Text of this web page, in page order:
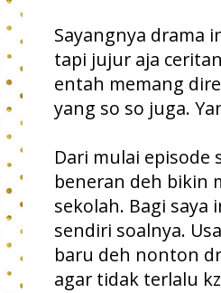
Sayangnya drama
tapi jujur aja
entah memang
yang so so juga.
Dari mulai episode
beneran deh bikin
sekolah. Bagi
sendiri soalnya.
baru deh nonton
agar tidak terlalu